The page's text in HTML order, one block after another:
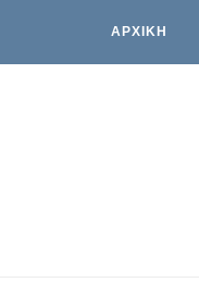
ΑΡΧΙΚΗ